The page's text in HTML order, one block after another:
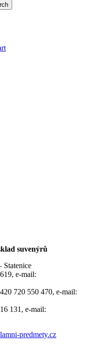
suvenýrů
Statenice
e-mail:
720 550 470, e-mail:
131, e-mail:
predmety.cz